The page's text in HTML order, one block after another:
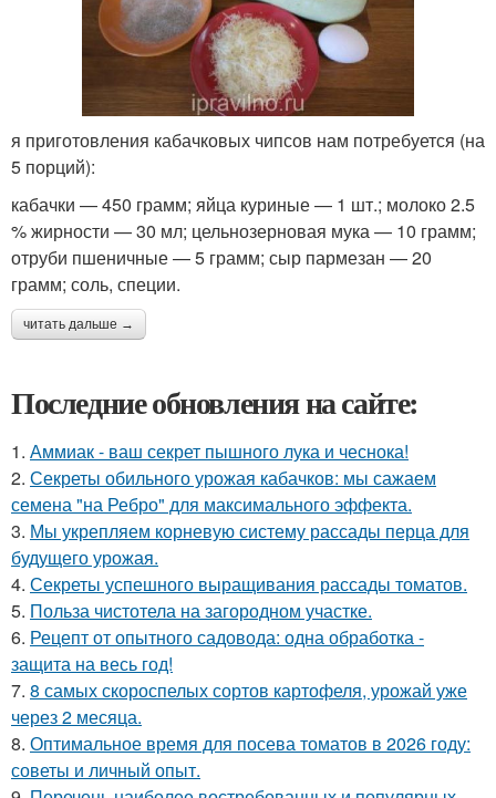
я приготовления кабачковых чипсов нам потребуется (на
5 порций):
кабачки — 450 грамм; яйца куриные — 1 шт.; молоко 2.5
% жирности — 30 мл; цельнозерновая мука — 10 грамм;
отруби пшеничные — 5 грамм; сыр пармезан — 20
грамм; соль, специи.
читать дальше →
Последние обновления на сайте:
1. Аммиак - ваш секрет пышного лука и чеснока!
2. Секреты обильного урожая кабачков: мы сажаем
семена "на Ребро" для максимального эффекта.
3. Мы укрепляем корневую систему рассады перца для
будущего урожая.
4. Секреты успешного выращивания рассады томатов.
5. Польза чистотела на загородном участке.
6. Рецепт от опытного садовода: одна обработка -
защита на весь год!
7. 8 самых скороспелых сортов картофеля, урожай уже
через 2 месяца.
8. Оптимальное время для посева томатов в 2026 году:
советы и личный опыт.